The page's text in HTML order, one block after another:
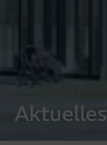
Aktuelles